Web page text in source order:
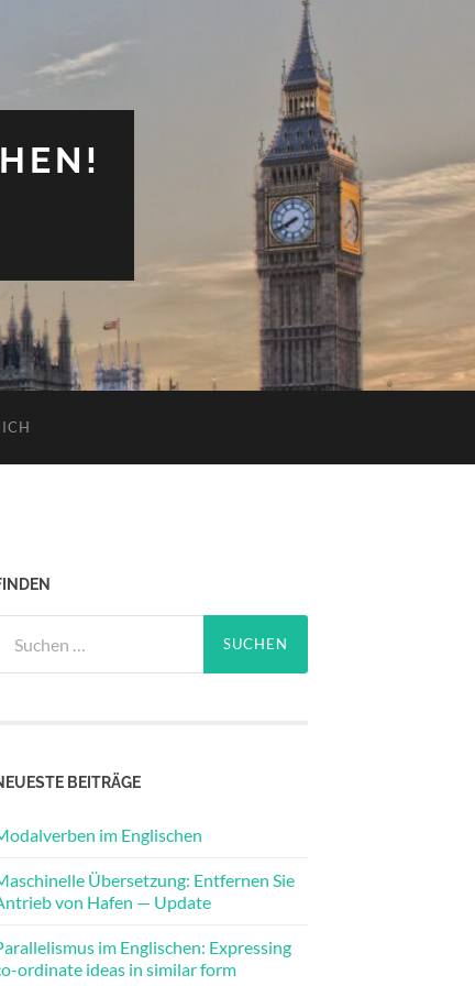
nach:
BEITRÄGE
im Englischen
Übersetzung: Entfernen Sie
von Hafen — Update
im Englischen: Expressing
ordinate ideas in similar form